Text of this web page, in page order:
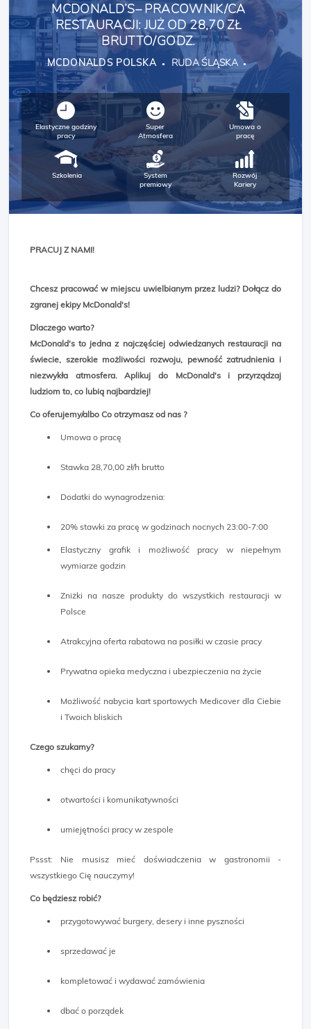
MCDONALD’S– PRACOWNIK/CA
RESTAURACJI: JUŻ OD 28,70 ZŁ
BRUTTO/GODZ.
MCDONALDS POLSKA RUDA ŚLĄSKA
Elastyczne godziny
pracy
Super
Atmosfera
Umowa o
pracę
Szkolenia
System
premiowy
Rozwój
Kariery
PRACUJ Z NAMI!
Chcesz pracować w miejscu uwielbianym przez ludzi? Dołącz do
zgranej ekipy McDonald's!
Dlaczego warto?
McDonald's to jedna z najczęściej odwiedzanych restauracji na
świecie, szerokie możliwości rozwoju, pewność zatrudnienia i
niezwykła atmosfera. Aplikuj do McDonald's i przyrządzaj
ludziom to, co lubią najbardziej!
Co oferujemy/albo Co otrzymasz od nas ?
Umowa o pracę
Stawka 28,70,00 zł/h brutto
Dodatki do wynagrodzenia:
20% stawki za pracę w godzinach nocnych 23:00-7:00
Elastyczny grafik i możliwość pracy w niepełnym
wymiarze godzin
Zniżki na nasze produkty do wszystkich restauracji w
Polsce
Atrakcyjna oferta rabatowa na posiłki w czasie pracy
Prywatna opieka medyczna i ubezpieczenia na życie
Możliwość nabycia kart sportowych Medicover dla Ciebie
i Twoich bliskich
Czego szukamy?
chęci do pracy
otwartości i komunikatywności
umiejętności pracy w zespole
Pssst: Nie musisz mieć doświadczenia w gastronomii -
wszystkiego Cię nauczymy!
Co będziesz robić?
przygotowywać burgery, desery i inne pyszności
sprzedawać je
kompletować i wydawać zamówienia
dbać o porządek